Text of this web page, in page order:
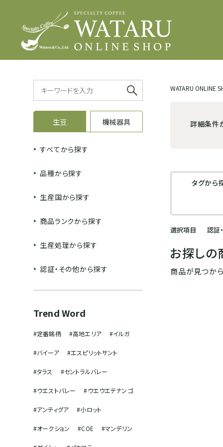
生豆 機械器具
すべてから探す
品種から探す
生産国から探す
商品ランクから探す
生産処理から探す
認証・その他から探す
Trend Word
#定番銘柄 #高地エリア #イルガ
#バイーア #エスピリットサント
#タラス #セントラルバレー
#ウエストバレー #ウエウエテナンゴ
#アンティグア #小ロット
#オークション #COE #マンデリン
WATARU ONLINE
詳細条件
タグから
選択項目 認証
お探しの
商品が見つか